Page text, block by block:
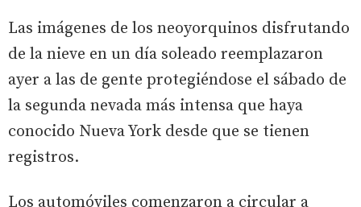
Las imágenes de los neoyorquinos disfrutando
de la nieve en un día soleado reemplazaron
ayer a las de gente protegiéndose el sábado de
la segunda nevada más intensa que haya
conocido Nueva York desde que se tienen
registros.
Los automóviles comenzaron a circular a